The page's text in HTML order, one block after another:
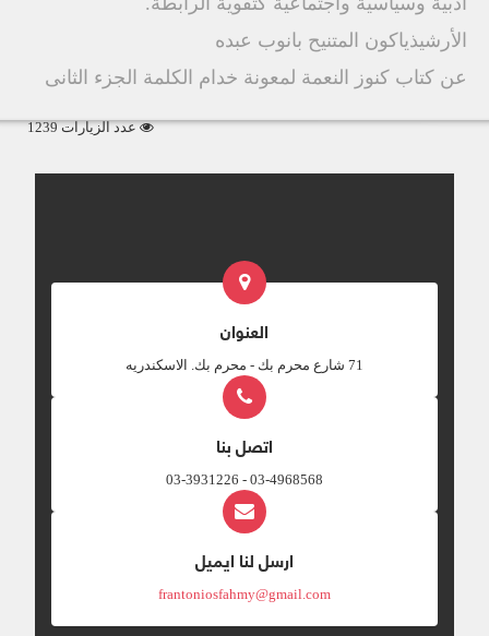
الأرشيذياكون المتنيح بانوب عبده
عن كتاب كنوز النعمة لمعونة خدام الكلمة الجزء الثانى
عدد الزيارات 1239
العنوان
‎71 شارع محرم بك - محرم بك. الاسكندريه
اتصل بنا
03-4968568 - 03-3931226
ارسل لنا ايميل
frantoniosfahmy@gmail.com